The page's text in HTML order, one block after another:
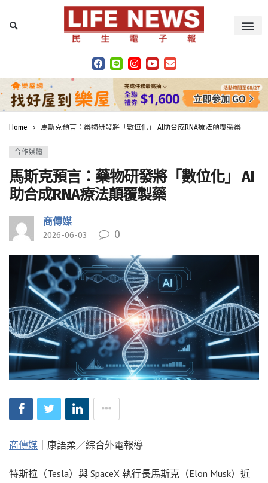
Home 馬斯克預言：藥物研發將「數位化」 AI助合成RNA療法顛覆製藥
合作媒體
馬斯克預言：藥物研發將「數位化」 AI
助合成RNA療法顛覆製藥
商傳媒
2026-06-03 0
商傳媒 ｜康語柔／綜合外電報導
特斯拉（Tesla）與 SpaceX 執行長馬斯克（Elon Musk）近